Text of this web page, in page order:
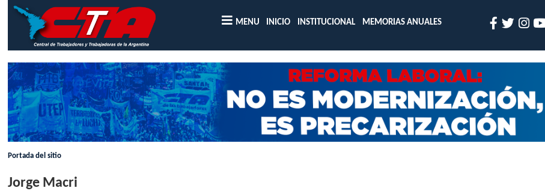
MENU INICIO INSTITUCIONAL MEMORIAS ANUALES
Portada del sitio
Jorge Macri